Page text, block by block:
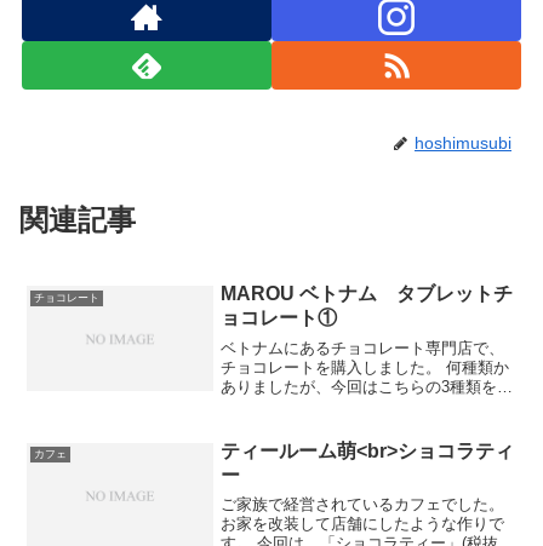
hoshimusubi
関連記事
チョコレート
MAROU ベトナム タブレットチ
ョコレート①
ベトナムにあるチョコレート専門店で、
チョコレートを購入しました。 何種類か
ありましたが、今回はこちらの3種類を紹
リジン ベトナムチョコレート→ココナッ
ツの風味が...
カフェ
ティールーム萌<br>ショコラティ
ー
ご家族で経営されているカフェでした。
お家を改装して店舗にしたような作りで